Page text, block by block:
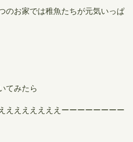
のお家では稚魚たちが元気いっぱ
てみたら
えええええええーーーーーーーー